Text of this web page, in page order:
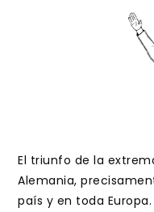
El triunfo de la
Alemania,
país y en toda